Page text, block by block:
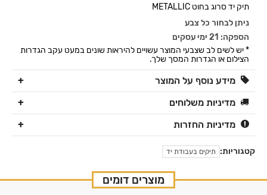
תיק יד סרוג בחוט METALLIC
ניתן לבחור כל צבע
הספקה: 21 ימי עסקים
* יש לשים לב שצבעי המוצר עשויים להיראות שונים במעט עקב הגדרות
הצילום או הגדרות המסך שלך.
מידע נוסף על המוצר
מדיניות משלוחים
מדיניות החזרות
קטגוריות: תיקים בעבודת יד
מוצרים דומים